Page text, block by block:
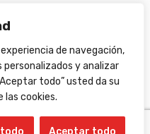
de navegación,
y analizar
todo” usted da su
las cookies.
Aceptar todo